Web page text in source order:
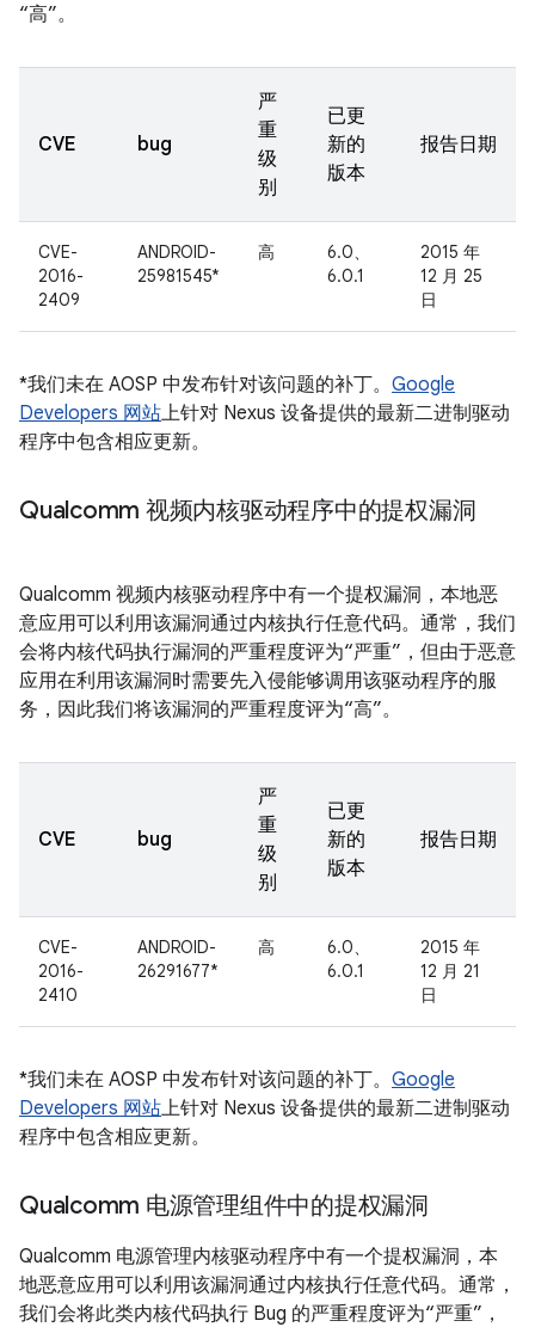
“高”。
CVE bug
严
重
级
别
已更
新的
版本
报告日期
CVE-
2016-
2409
ANDROID-
25981545*
高
6.0、
6.0.1
2015 年
12 月 25
日
*我们未在 AOSP 中发布针对该问题的补丁。 Google
Developers 网站上针对 Nexus 设备提供的最新二进制驱动
程序中包含相应更新。
Qualcomm 视频内核驱动程序中的提权漏洞
Qualcomm 视频内核驱动程序中有一个提权漏洞，本地恶
意应用可以利用该漏洞通过内核执行任意代码。通常，我们
会将内核代码执行漏洞的严重程度评为“严重”，但由于恶意
应用在利用该漏洞时需要先入侵能够调用该驱动程序的服
务，因此我们将该漏洞的严重程度评为“高”。
CVE bug
严
重
级
别
已更
新的
版本
报告日期
CVE-
2016-
2410
ANDROID-
26291677*
高
6.0、
6.0.1
2015 年
12 月 21
日
*我们未在 AOSP 中发布针对该问题的补丁。 Google
Developers 网站上针对 Nexus 设备提供的最新二进制驱动
程序中包含相应更新。
Qualcomm 电源管理组件中的提权漏洞
Qualcomm 电源管理内核驱动程序中有一个提权漏洞，本
地恶意应用可以利用该漏洞通过内核执行任意代码。通常，
我们会将此类内核代码执行 Bug 的严重程度评为“严重”，